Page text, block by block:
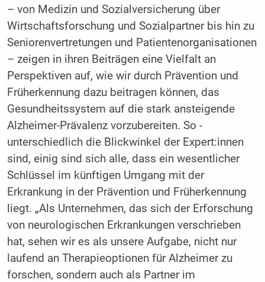
– von Medizin und Sozialversicherung über
Wirtschaftsforschung und Sozialpartner bis hin zu
Seniorenvertretungen und Patientenorganisationen
– zeigen in ihren Beiträgen eine Vielfalt an
Perspektiven auf, wie wir durch Prävention und
Früherkennung dazu beitragen können, das
Gesundheitssystem auf die stark ansteigende
Alzheimer-Prävalenz vorzubereiten. So ­
unterschiedlich die Blickwinkel der Expert:innen
sind, einig sind sich alle, dass ein wesentlicher
Schlüssel im künftigen Umgang mit der
Erkrankung in der Prävention und Früherkennung
liegt. „Als Unternehmen, das sich der Erforschung
von neurologischen Erkrankungen verschrieben
hat, sehen wir es als unsere Aufgabe, nicht nur
laufend an Therapieoptionen für ­Alzheimer zu
forschen, sondern auch als Partner im